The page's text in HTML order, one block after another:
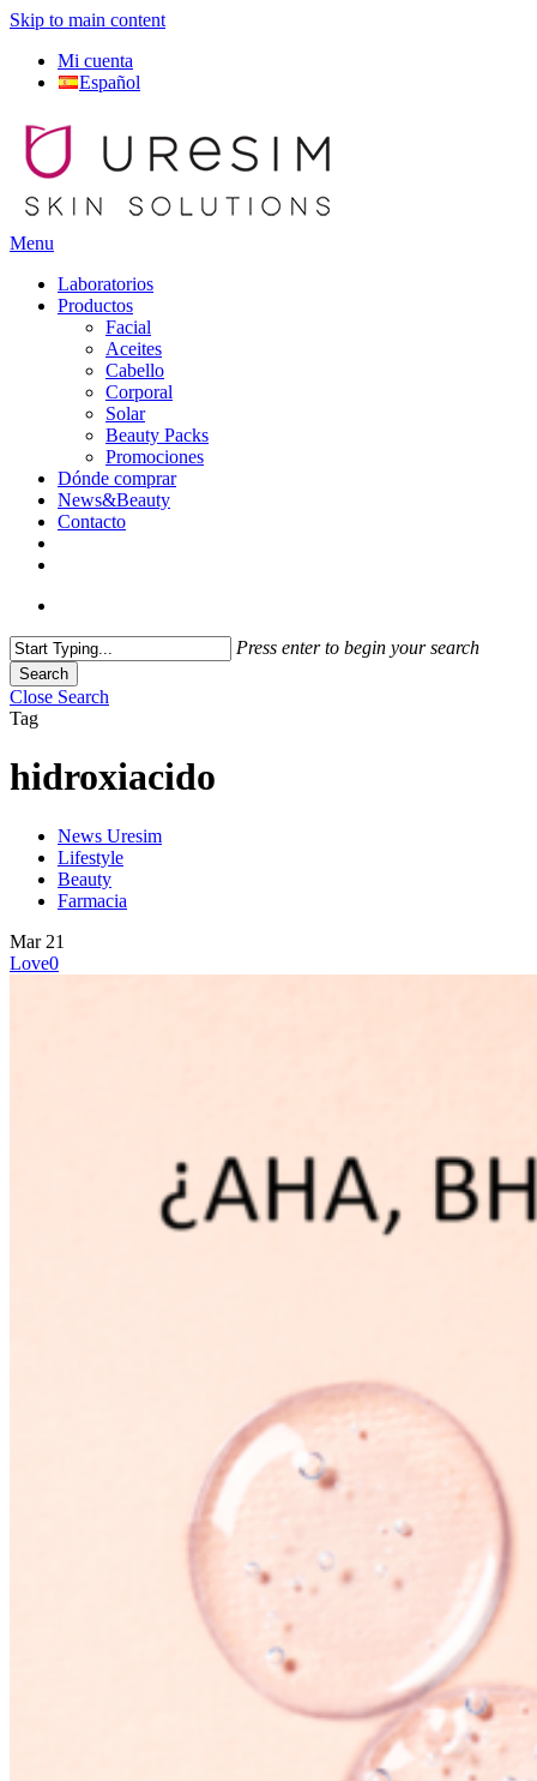
Skip to main content
Mi cuenta
Español
Menu
Laboratorios
Productos
Facial
Aceites
Cabello
Corporal
Solar
Beauty Packs
Promociones
Dónde comprar
News&Beauty
Contacto
Press enter to begin your search
Search
Close Search
Tag
hidroxiacido
News Uresim
Lifestyle
Beauty
Farmacia
Mar 21
Love0